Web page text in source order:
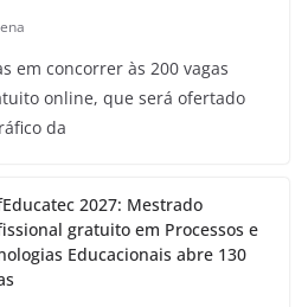
em concorrer às 200 vagas
online, que será ofertado
da
2027: Mestrado
gratuito em Processos e
Educacionais abre 130